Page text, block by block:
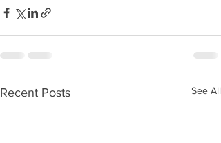
Recent Posts See All